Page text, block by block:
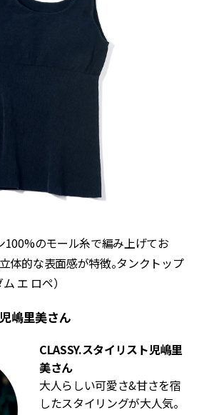
100%のモール糸で編み上げてお
体的な表面感が特徴。タンクトップ
エ ロペ）
嶋里美さん
CLASSY.スタイリスト児嶋里
美さん
大人らしい可愛さ&甘さを宿
したスタイリングが大人気。